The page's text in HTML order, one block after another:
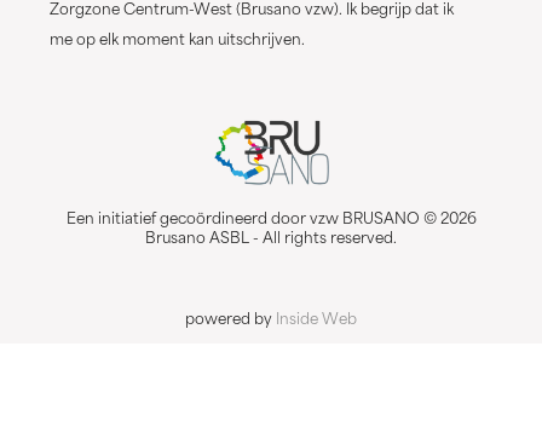
Zorgzone Centrum-West (Brusano vzw). Ik begrijp dat ik
me op elk moment kan uitschrijven.
Een initiatief gecoördineerd door vzw BRUSANO © 2026
Brusano ASBL - All rights reserved.
powered by Inside Web